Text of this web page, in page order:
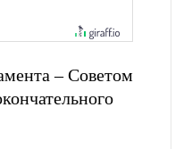
– Советом